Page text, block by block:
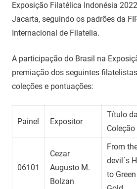
Exposição Filatélica Indonésia
Jacarta, seguindo os padrões da
Internacional de Filatelia.
A participação do Brasil na
premiação dos seguintes
coleções e pontuações:
Painel Expositor
Título da
Coleção
06101
Cezar
Augusto M.
Bolzan
From
devil´s
to Green